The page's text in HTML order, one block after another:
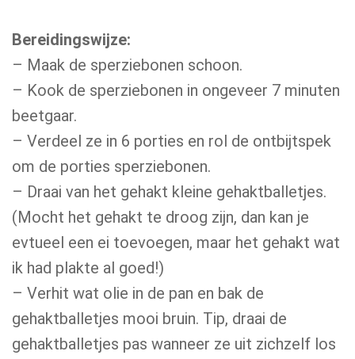
Bereidingswijze:
– Maak de sperziebonen schoon.
– Kook de sperziebonen in ongeveer 7 minuten
beetgaar.
– Verdeel ze in 6 porties en rol de ontbijtspek
om de porties sperziebonen.
– Draai van het gehakt kleine gehaktballetjes.
(Mocht het gehakt te droog zijn, dan kan je
evtueel een ei toevoegen, maar het gehakt wat
ik had plakte al goed!)
– Verhit wat olie in de pan en bak de
gehaktballetjes mooi bruin. Tip, draai de
gehaktballetjes pas wanneer ze uit zichzelf los